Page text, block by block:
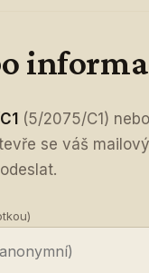
(5/2075/C1)
se váš